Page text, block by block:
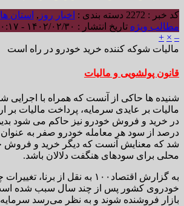
کد خبر : 2272 دسته بندی : اخبار روز , استان ها
مطالب ویژه تاریخ انتشار : ۱۴۰۲/۰۲/۳۰ - ۰:۱۷
–
×
+
مالیات شوکه کننده خرید خودرو در راه است
قانون پولشویی و مالیات
شنیده ها حاکی از آنست که همراه با اجرایی
مالیات بر عایدی سرمایه، پرداخت مالیات بر
درصد از سود هر معامله خودرو صفر به عنوان
شد که معنایش آنست که دیگر خرید و فروش
محلی برای سودهای هنگفت دلالان باشد.
به گزارش اقتصاد۱۰۰ به نقل از
خودروی کشور پس از چند سال سبب شده
بازار فروشنده شوند و به نظر می‌رسد